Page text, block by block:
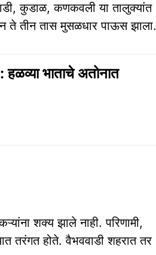
कुडाळ, कणकवली या तालुक्यांत
ते तीन तास मुसळधार पाऊस झाला.
भाताचे अतोनात
शक्य झाले नाही. परिणामी,
तरंगत होते. वैभववाडी शहरात तर